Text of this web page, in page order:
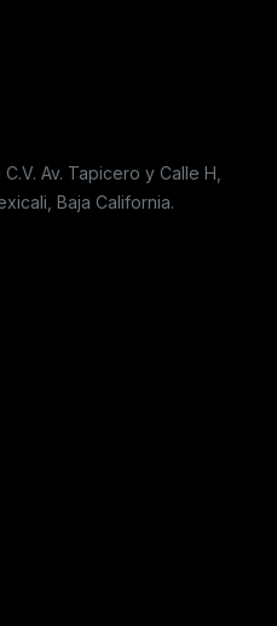
Av. Tapicero y Calle H,
Baja California.